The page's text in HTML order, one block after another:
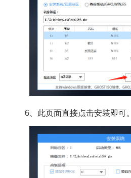
6、此页面直接点击安装即可。